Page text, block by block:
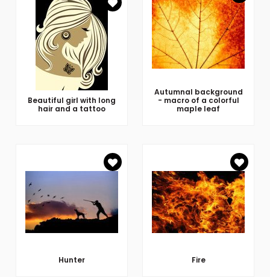
Beautiful girl with long
hair and a tattoo
Autumnal background
- macro of a colorful
maple leaf
Hunter Fire